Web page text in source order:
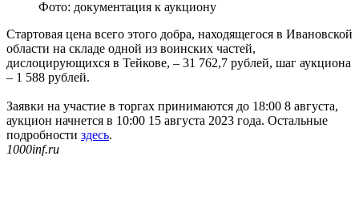
Фото: документация к аукциону
Стартовая цена всего этого добра, находящегося в Ивановской
области на складе одной из воинских частей,
дислоцирующихся в Тейкове, – 31 762,7 рублей, шаг аукциона
– 1 588 рублей.
Заявки на участие в торгах принимаются до 18:00 8 августа,
аукцион начнется в 10:00 15 августа 2023 года. Остальные
подробности здесь.
1000inf.ru